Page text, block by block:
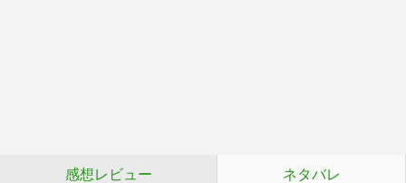
感想レビュー ネタバレ